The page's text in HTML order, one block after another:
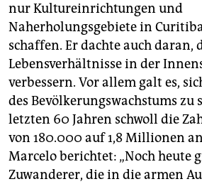
nur Kultureinrichtungen und
Naherholungsgebiete in
schaffen. Er dachte auch daran,
Lebensverhältnisse in der
verbessern. Vor allem galt es,
des Bevölkerungswachstums zu
letzten 60 Jahren schwoll die
von 180.000 auf 1,8 Millionen
Marcelo berichtet: „Noch heute
Zuwanderer, die in die armen